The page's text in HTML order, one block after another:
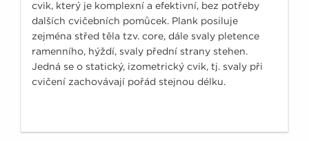
cvik, který je komplexní a efektivní, bez potřeby
dalších cvičebních pomůcek. Plank posiluje
zejména střed těla tzv. core, dále svaly pletence
ramenního, hýždí, svaly přední strany stehen.
Jedná se o statický, izometrický cvik, tj. svaly při
cvičení zachovávají pořád stejnou délku.